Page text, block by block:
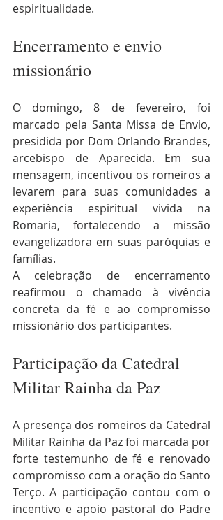
espiritualidade.
Encerramento e envio
missionário
O domingo, 8 de fevereiro, foi
marcado pela Santa Missa de Envio,
presidida por Dom Orlando Brandes,
arcebispo de Aparecida. Em sua
mensagem, incentivou os romeiros a
levarem para suas comunidades a
experiência espiritual vivida na
Romaria, fortalecendo a missão
evangelizadora em suas paróquias e
famílias.
A celebração de encerramento
reafirmou o chamado à vivência
concreta da fé e ao compromisso
missionário dos participantes.
Participação da Catedral
Militar Rainha da Paz
A presença dos romeiros da Catedral
Militar Rainha da Paz foi marcada por
forte testemunho de fé e renovado
compromisso com a oração do Santo
Terço. A participação contou com o
incentivo e apoio pastoral do Padre